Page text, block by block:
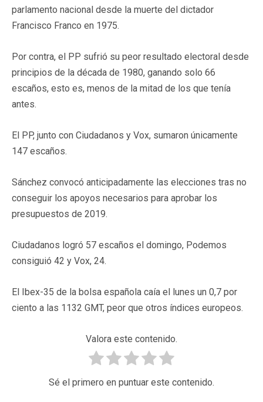
parlamento nacional desde la muerte del dictador
Francisco Franco en 1975.
Por contra, el PP sufrió su peor resultado electoral desde
principios de la década de 1980, ganando solo 66
escaños, esto es, menos de la mitad de los que tenía
antes.
El PP, junto con Ciudadanos y Vox, sumaron únicamente
147 escaños.
Sánchez convocó anticipadamente las elecciones tras no
conseguir los apoyos necesarios para aprobar los
presupuestos de 2019.
Ciudadanos logró 57 escaños el domingo, Podemos
consiguió 42 y Vox, 24.
El Ibex-35 de la bolsa española caía el lunes un 0,7 por
ciento a las 1132 GMT, peor que otros índices europeos.
Valora este contenido.
Sé el primero en puntuar este contenido.